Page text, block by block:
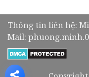
Thông tin liên hệ:
Mail: